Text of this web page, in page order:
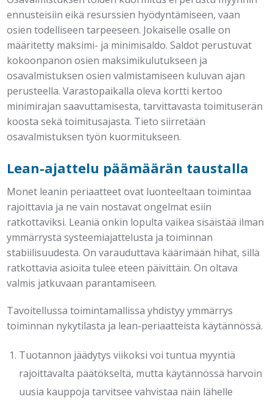
ennusteisiin eikä resurssien hyödyntämiseen, vaan
osien todelliseen tarpeeseen. Jokaiselle osalle on
määritetty maksimi- ja minimisaldo. Saldot perustuvat
kokoonpanon osien maksimikulutukseen ja
osavalmistuksen osien valmistamiseen kuluvan ajan
perusteella. Varastopaikalla oleva kortti kertoo
minimirajan saavuttamisesta, tarvittavasta toimituserän
koosta sekä toimitusajasta. Tieto siirretään
osavalmistuksen työn kuormitukseen.
Lean-ajattelu päämäärän taustalla
Monet leanin periaatteet ovat luonteeltaan toimintaa
rajoittavia ja ne vain nostavat ongelmat esiin
ratkottaviksi. Leaniä onkin lopulta vaikea sisäistää ilman
ymmärrystä systeemiajattelusta ja toiminnan
stabiilisuudesta. On varauduttava käärimään hihat, sillä
ratkottavia asioita tulee eteen päivittäin. On oltava
valmis jatkuvaan parantamiseen.
Tavoitellussa toimintamallissa yhdistyy ymmärrys
toiminnan nykytilasta ja lean-periaatteista käytännössä.
Tuotannon jäädytys viikoksi voi tuntua myyntiä
rajoittavalta päätökseltä, mutta käytännössä harvoin
uusia kauppoja tarvitsee vahvistaa näin lähelle